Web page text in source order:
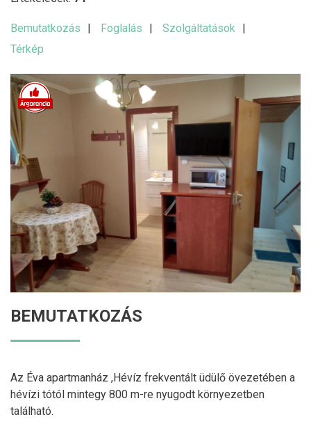
Bemutatkozás Foglalás
Szolgáltatások
Térkép
BEMUTATKOZÁS
Az Éva apartmanház ,Hévíz frekventált üdülő övezetében a
hévízi tótól mintegy 800 m-re nyugodt környezetben
található.